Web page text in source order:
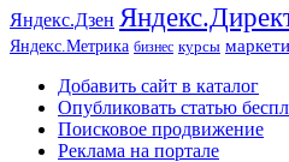
Яндекс.Дзен
Яндекс.Метрика бизнес курсы
Добавить сайт в каталог
Опубликовать статью
Поисковое продвижение
Реклама на портале